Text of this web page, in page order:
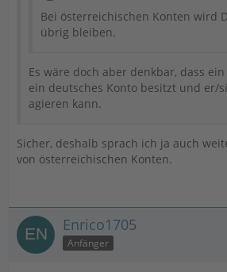
Bei österreichischen Konten wird
übrig bleiben.
Es wäre doch aber denkbar, dass
ein deutsches Konto besitzt und er/
agieren kann.
Sicher, deshalb sprach ich ja auch
von österreichischen Konten.
Enrico1705
Anfänger